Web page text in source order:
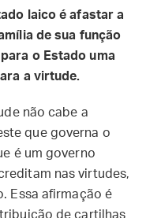
laico é afastar a
de sua função
o Estado uma
a virtude.
não cabe a
que governa o
é um governo
nas virtudes,
Essa afirmação é
de cartilhas